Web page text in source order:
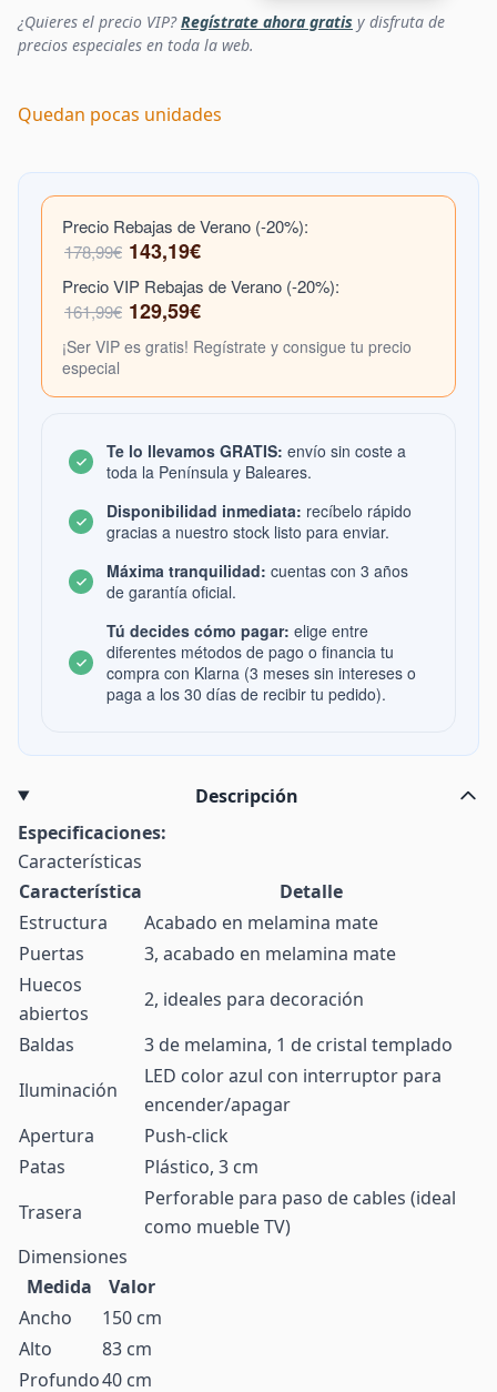
¿Quieres el precio VIP?Regístrate ahora gratis y disfruta de
precios especiales en toda la web.
Quedan pocas unidades
Precio Rebajas de Verano (-20%):
178,99€ 143,19€
Precio VIP Rebajas de Verano (-20%):
161,99€ 129,59€
¡Ser VIP es gratis! Regístrate y consigue tu precio
especial
Te lo llevamos GRATIS: envío sin coste a
toda la Península y Baleares.
Disponibilidad inmediata: recíbelo rápido
gracias a nuestro stock listo para enviar.
Máxima tranquilidad: cuentas con 3 años
de garantía oficial.
Tú decides cómo pagar: elige entre
diferentes métodos de pago o financia tu
compra con Klarna (3 meses sin intereses o
paga a los 30 días de recibir tu pedido).
Descripción
Especificaciones:
Características
Característica
Detalle
Estructura
Acabado en melamina mate
Puertas
3, acabado en melamina mate
Huecos
abiertos
2, ideales para decoración
Baldas
3 de melamina, 1 de cristal templado
Iluminación
LED color azul con interruptor para
encender/apagar
Apertura
Push-click
Patas
Plástico, 3 cm
Trasera
Perforable para paso de cables (ideal
como mueble TV)
Dimensiones
Medida
Valor
Ancho
150 cm
Alto
83 cm
Profundo40 cm